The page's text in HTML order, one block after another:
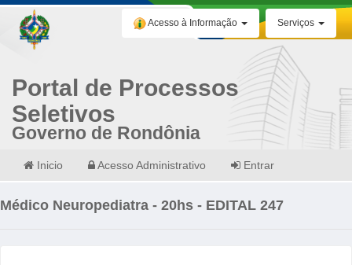
Serviços
Acesso à Informação
Portal de Processos
Seletivos
Governo de Rondônia
Inicio Acesso Administrativo Entrar
Médico Neuropediatra - 20hs - EDITAL 247